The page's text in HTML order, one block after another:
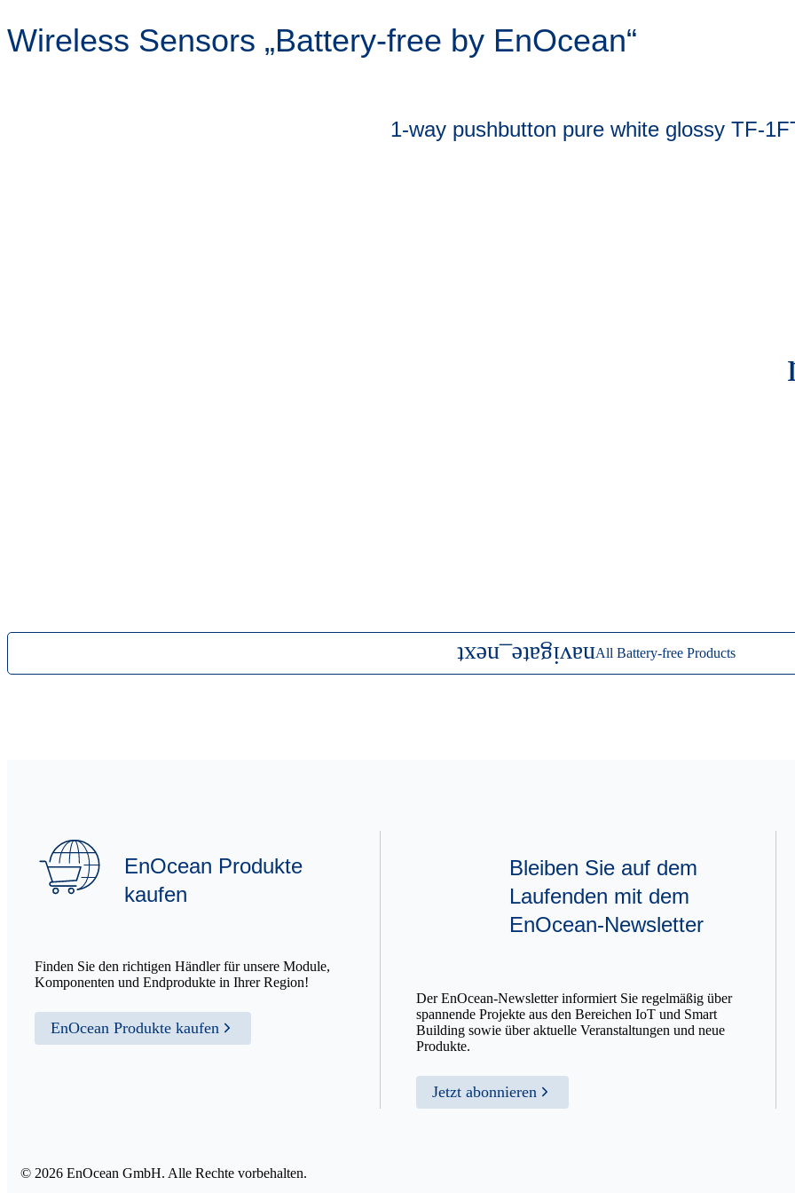
Wireless Sensors „Battery-free by EnOcean“
1-way pushbutton pure white glossy TF-
All Battery-free Products
EnOcean Produkte
kaufen
Finden Sie den richtigen Händler für unsere Module,
Komponenten und Endprodukte in Ihrer Region!
EnOcean Produkte kaufen
Bleiben Sie auf dem
Laufenden mit dem
EnOcean-Newsletter
Der EnOcean-Newsletter informiert Sie regelmäßig über
spannende Projekte aus den Bereichen IoT und Smart
Building sowie über aktuelle Veranstaltungen und neue
Produkte.
Jetzt abonnieren
© 2026 EnOcean GmbH. Alle Rechte vorbehalten.